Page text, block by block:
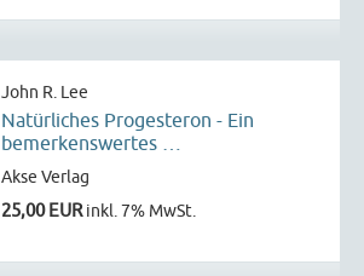
John R. Lee
Natürliches Progesteron - Ein
bemerkenswertes …
Akse Verlag
25,00 EURinkl. 7% MwSt.